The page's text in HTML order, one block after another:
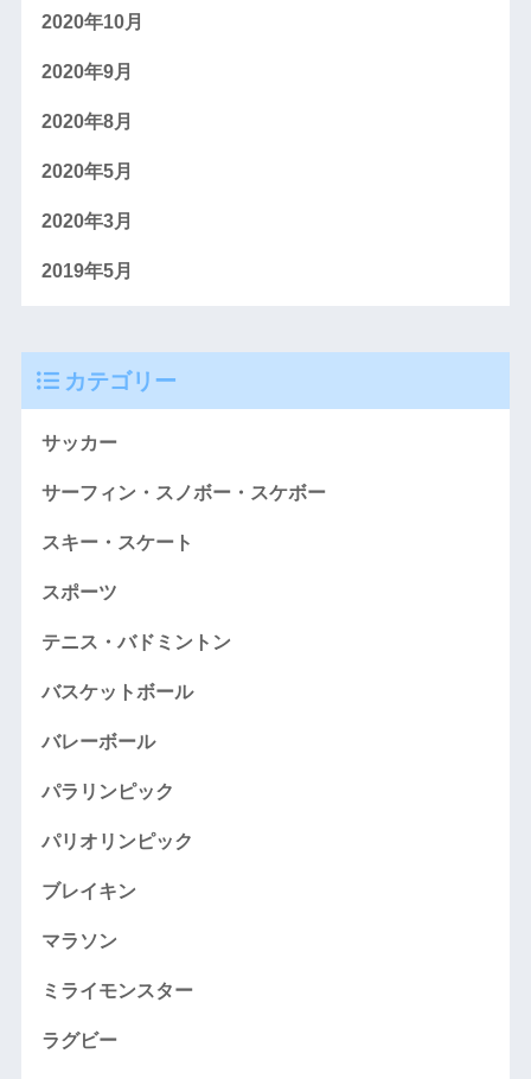
2020年10月
2020年9月
2020年8月
2020年5月
2020年3月
2019年5月
カテゴリー
サッカー
サーフィン・スノボー・スケボー
スキー・スケート
スポーツ
テニス・バドミントン
バスケットボール
バレーボール
パラリンピック
パリオリンピック
ブレイキン
マラソン
ミライモンスター
ラグビー